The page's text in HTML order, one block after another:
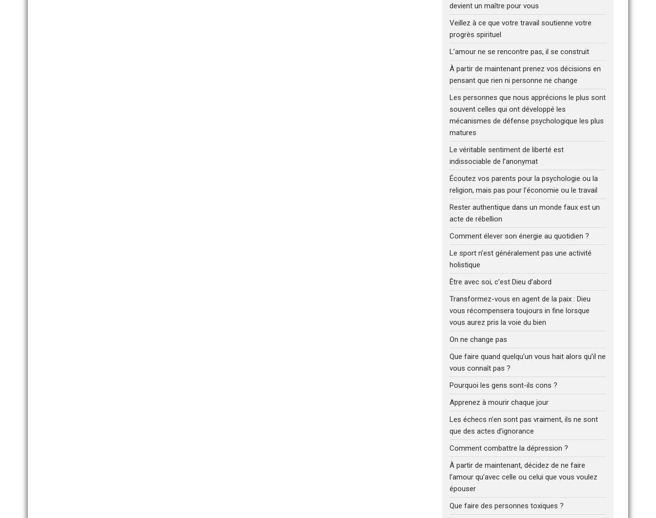
devient un maître pour vous
Veillez à ce que votre travail soutienne votre
progrès spirituel
L’amour ne se rencontre pas, il se construit
À partir de maintenant prenez vos décisions en
pensant que rien ni personne ne change
Les personnes que nous apprécions le plus sont
souvent celles qui ont développé les
mécanismes de défense psychologique les plus
matures
Le véritable sentiment de liberté est
indissociable de l’anonymat
Écoutez vos parents pour la psychologie ou la
religion, mais pas pour l’économie ou le travail
Rester authentique dans un monde faux est un
acte de rébellion
Comment élever son énergie au quotidien ?
Le sport n’est généralement pas une activité
holistique
Être avec soi, c’est Dieu d’abord
Transformez-vous en agent de la paix : Dieu
vous récompensera toujours in fine lorsque
vous aurez pris la voie du bien
On ne change pas
Que faire quand quelqu’un vous hait alors qu’il ne
vous connaît pas ?
Pourquoi les gens sont-ils cons ?
Apprenez à mourir chaque jour
Les échecs n’en sont pas vraiment, ils ne sont
que des actes d’ignorance
Comment combattre la dépression ?
À partir de maintenant, décidez de ne faire
l’amour qu’avec celle ou celui que vous voulez
épouser
Que faire des personnes toxiques ?